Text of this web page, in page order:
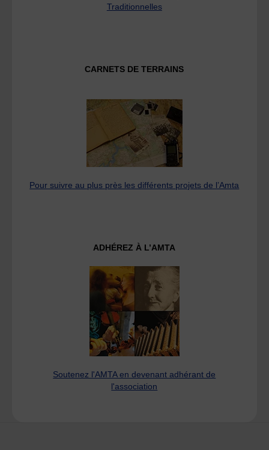
Traditionnelles
CARNETS DE TERRAINS
Pour suivre au plus près les différents projets de l’Amta
ADHÉREZ À L’AMTA
Soutenez l'AMTA en devenant adhérant de
l'association